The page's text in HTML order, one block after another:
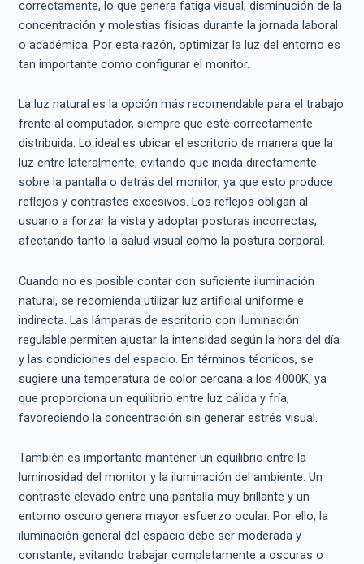
correctamente, lo que genera fatiga visual, disminución de la
concentración y molestias físicas durante la jornada laboral
o académica. Por esta razón, optimizar la luz del entorno es
tan importante como configurar el monitor.
La luz natural es la opción más recomendable para el trabajo
frente al computador, siempre que esté correctamente
distribuida. Lo ideal es ubicar el escritorio de manera que la
luz entre lateralmente, evitando que incida directamente
sobre la pantalla o detrás del monitor, ya que esto produce
reflejos y contrastes excesivos. Los reflejos obligan al
usuario a forzar la vista y adoptar posturas incorrectas,
afectando tanto la salud visual como la postura corporal.
Cuando no es posible contar con suficiente iluminación
natural, se recomienda utilizar luz artificial uniforme e
indirecta. Las lámparas de escritorio con iluminación
regulable permiten ajustar la intensidad según la hora del día
y las condiciones del espacio. En términos técnicos, se
sugiere una temperatura de color cercana a los 4000K, ya
que proporciona un equilibrio entre luz cálida y fría,
favoreciendo la concentración sin generar estrés visual.
También es importante mantener un equilibrio entre la
luminosidad del monitor y la iluminación del ambiente. Un
contraste elevado entre una pantalla muy brillante y un
entorno oscuro genera mayor esfuerzo ocular. Por ello, la
iluminación general del espacio debe ser moderada y
constante, evitando trabajar completamente a oscuras o